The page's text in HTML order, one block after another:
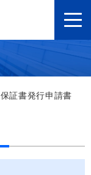
証書発行申請書